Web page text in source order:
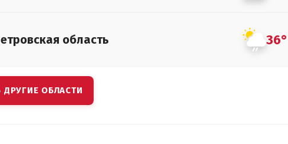
область 36°
ДРУГИЕ ОБЛАСТИ